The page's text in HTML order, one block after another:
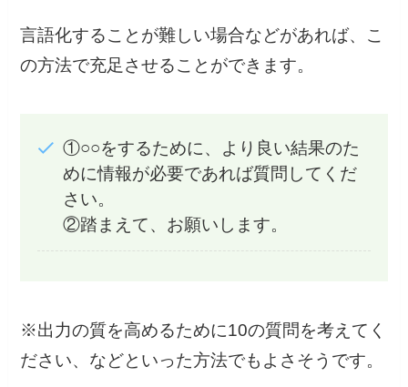
言語化することが難しい場合などがあれば、こ
の方法で充足させることができます。
①○○をするために、より良い結果のた
めに情報が必要であれば質問してくだ
さい。
②踏まえて、お願いします。
※出力の質を高めるために10の質問を考えてく
ださい、などといった方法でもよさそうです。